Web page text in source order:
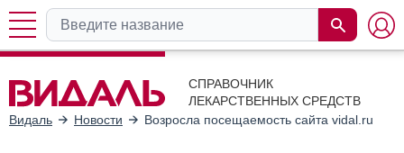
СПРАВОЧНИК
ЛЕКАРСТВЕННЫХ СРЕДСТВ
Видаль
Новости Возросла посещаемость сайта vidal.ru